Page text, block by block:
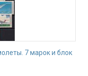
7 марок и блок